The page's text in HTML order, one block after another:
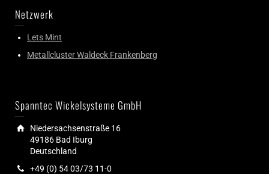
Netzwerk
Lets Mint
Metallcluster Waldeck Frankenberg
Spanntec Wickelsysteme GmbH
Niedersachsenstraße 16
49186 Bad Iburg
Deutschland
+49 (0) 54 03/73 11-0